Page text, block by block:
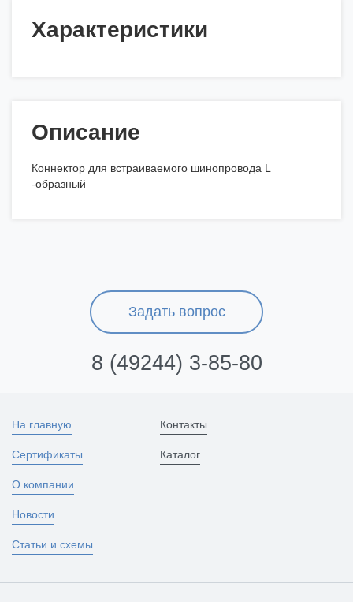
Характеристики
Описание
Коннектор для встраиваемого шинопровода L
-образный
Задать вопрос
8 (49244) 3-85-80
На главную
Сертификаты
О компании
Новости
Статьи и схемы
Контакты
Каталог